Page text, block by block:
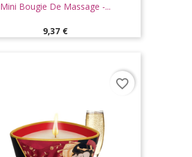
Mini Bougie De Massage -...
Prix
9,37 €
favorite_border